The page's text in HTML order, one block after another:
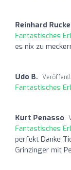
Reinhard
Fantastisches
es nix zu
Udo B.
Fantastisches
Kurt Penasso
Fantastisches
perfekt Danke
Grinzinger mit